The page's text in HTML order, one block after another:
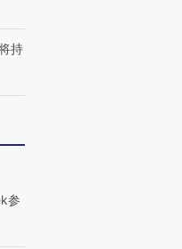
Z世代 用街头抗争将教
部长拱下台
持
参